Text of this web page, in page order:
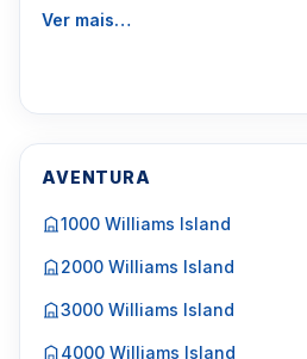
Ver mais…
AVENTURA
1000 Williams Island
2000 Williams Island
3000 Williams Island
4000 Williams Island